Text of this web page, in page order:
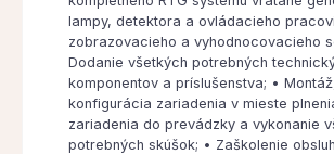
lampy, detektora a ovládacieho
zobrazovacieho a vyhodnocovacieho
Dodanie všetkých potrebných
komponentov a príslušenstva; •
konfigurácia zariadenia v mieste
zariadenia do prevádzky a vykonanie
potrebných skúšok; • Zaškolenie